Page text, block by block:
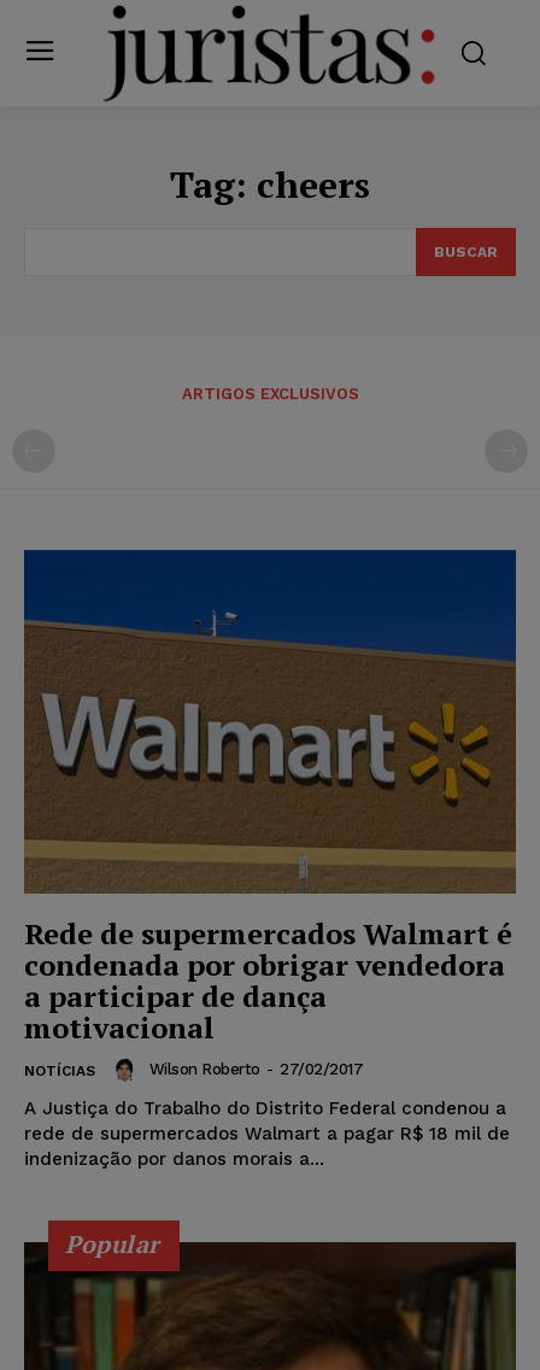
Tag: cheers
BUSCAR
ARTIGOS EXCLUSIVOS
Rede de supermercados Walmart é
condenada por obrigar vendedora
a participar de dança
motivacional
NOTÍCIAS Wilson Roberto - 27/02/2017
A Justiça do Trabalho do Distrito Federal condenou a
rede de supermercados Walmart a pagar R$ 18 mil de
indenização por danos morais a...
Popular